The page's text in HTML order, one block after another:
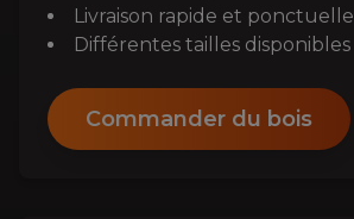
Livraison rapide et ponctuelle
Différentes tailles disponibles
Commander du bois